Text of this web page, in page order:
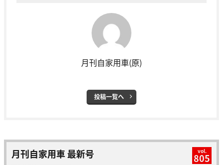
月刊自家用車(原)
投稿一覧へ
月刊自家用車 最新号 vol.
805